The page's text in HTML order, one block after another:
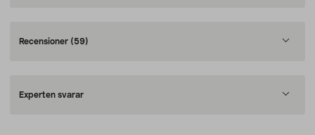
Recensioner (59)
Experten svarar